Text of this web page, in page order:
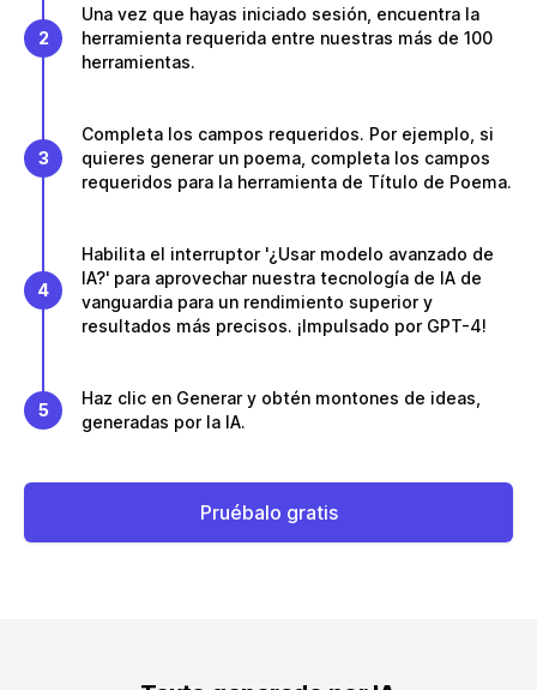
2
Una vez que hayas iniciado sesión, encuentra la
herramienta requerida entre nuestras más de 100
herramientas.
3
Completa los campos requeridos. Por ejemplo, si
quieres generar un poema, completa los campos
requeridos para la herramienta de Título de Poema.
4
Habilita el interruptor '¿Usar modelo avanzado de
IA?' para aprovechar nuestra tecnología de IA de
vanguardia para un rendimiento superior y
resultados más precisos. ¡Impulsado por GPT-4!
5
Haz clic en Generar y obtén montones de ideas,
generadas por la IA.
Pruébalo gratis